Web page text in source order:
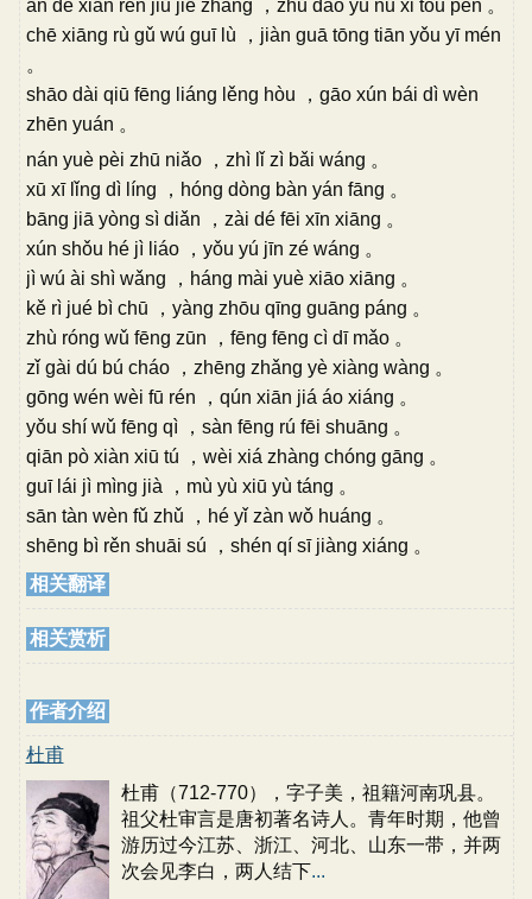
ān dé xiān rén jiǔ jiē zhàng ，zhǔ dào yù nǚ xǐ tóu pén 。
chē xiāng rù gǔ wú guī lù ，jiàn guā tōng tiān yǒu yī mén
。
shāo dài qiū fēng liáng lěng hòu ，gāo xún bái dì wèn
zhēn yuán 。
nán yuè pèi zhū niǎo ，zhì lǐ zì bǎi wáng 。
xū xī lǐng dì líng ，hóng dòng bàn yán fāng 。
bāng jiā yòng sì diǎn ，zài dé fēi xīn xiāng 。
xún shǒu hé jì liáo ，yǒu yú jīn zé wáng 。
jì wú ài shì wǎng ，háng mài yuè xiāo xiāng 。
kě rì jué bì chū ，yàng zhōu qīng guāng páng 。
zhù róng wǔ fēng zūn ，fēng fēng cì dī mǎo 。
zǐ gài dú bú cháo ，zhēng zhǎng yè xiàng wàng 。
gōng wén wèi fū rén ，qún xiān jiá áo xiáng 。
yǒu shí wǔ fēng qì ，sàn fēng rú fēi shuāng 。
qiān pò xiàn xiū tú ，wèi xiá zhàng chóng gāng 。
guī lái jì mìng jià ，mù yù xiū yù táng 。
sān tàn wèn fǔ zhǔ ，hé yǐ zàn wǒ huáng 。
shēng bì rěn shuāi sú ，shén qí sī jiàng xiáng 。
相关翻译
相关赏析
作者介绍
杜甫
杜甫（712-770），字子美，祖籍河南巩县。
祖父杜审言是唐初著名诗人。青年时期，他曾
游历过今江苏、浙江、河北、山东一带，并两
次会见李白，两人结下...